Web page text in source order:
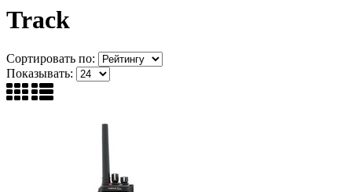
Track
Сортировать по:
Показывать: